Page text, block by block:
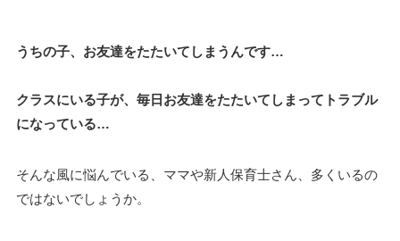
うちの子、お友達をたたいてしまうんです…
クラスにいる子が、毎日お友達をたたいてしまってトラブル
になっている…
そんな風に悩んでいる、ママや新人保育士さん、多くいるの
ではないでしょうか。